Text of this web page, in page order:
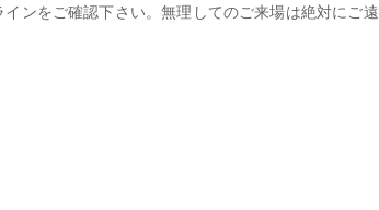
ンをご確認下さい。無理してのご来場は絶対にご遠